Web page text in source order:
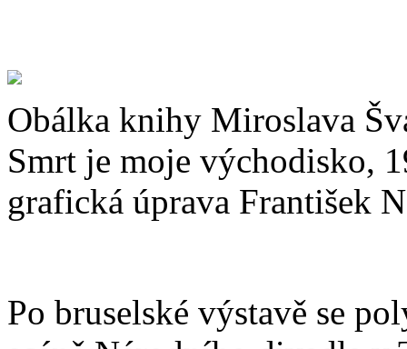
Obálka knihy Miroslava
Smrt je moje východisko,
grafická úprava František
Po bruselské výstavě se